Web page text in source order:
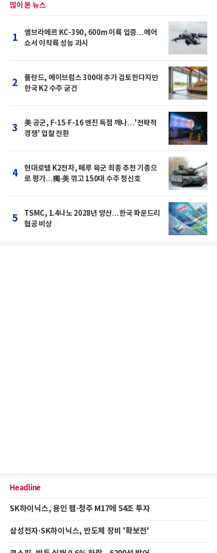
많이 본 뉴스
1
엠브라에르 KC-390, 600m 이륙 입증…에어
쇼서 이착륙 성능 과시
2
폴란드, 에이브럼스 300대 추가 검토한다지만
한국 K2 수주 굳건
3
美 공군, F-15·F-16 엔진 독점 깨나…'전략적
경쟁' 입찰 전환
4
현대로템 K2전차, 페루 육군 최종 추천 기종으
로 평가…獨·美 꺾고 150대 수주 청신호
5
TSMC, 1.4나노 2028년 양산…한국 파운드리
협공 비상
Headline
SK하이닉스, 용인 팹·청주 M17에 54조 투자
삼성전자·SK하이닉스, 반도체 장비 '확보전'